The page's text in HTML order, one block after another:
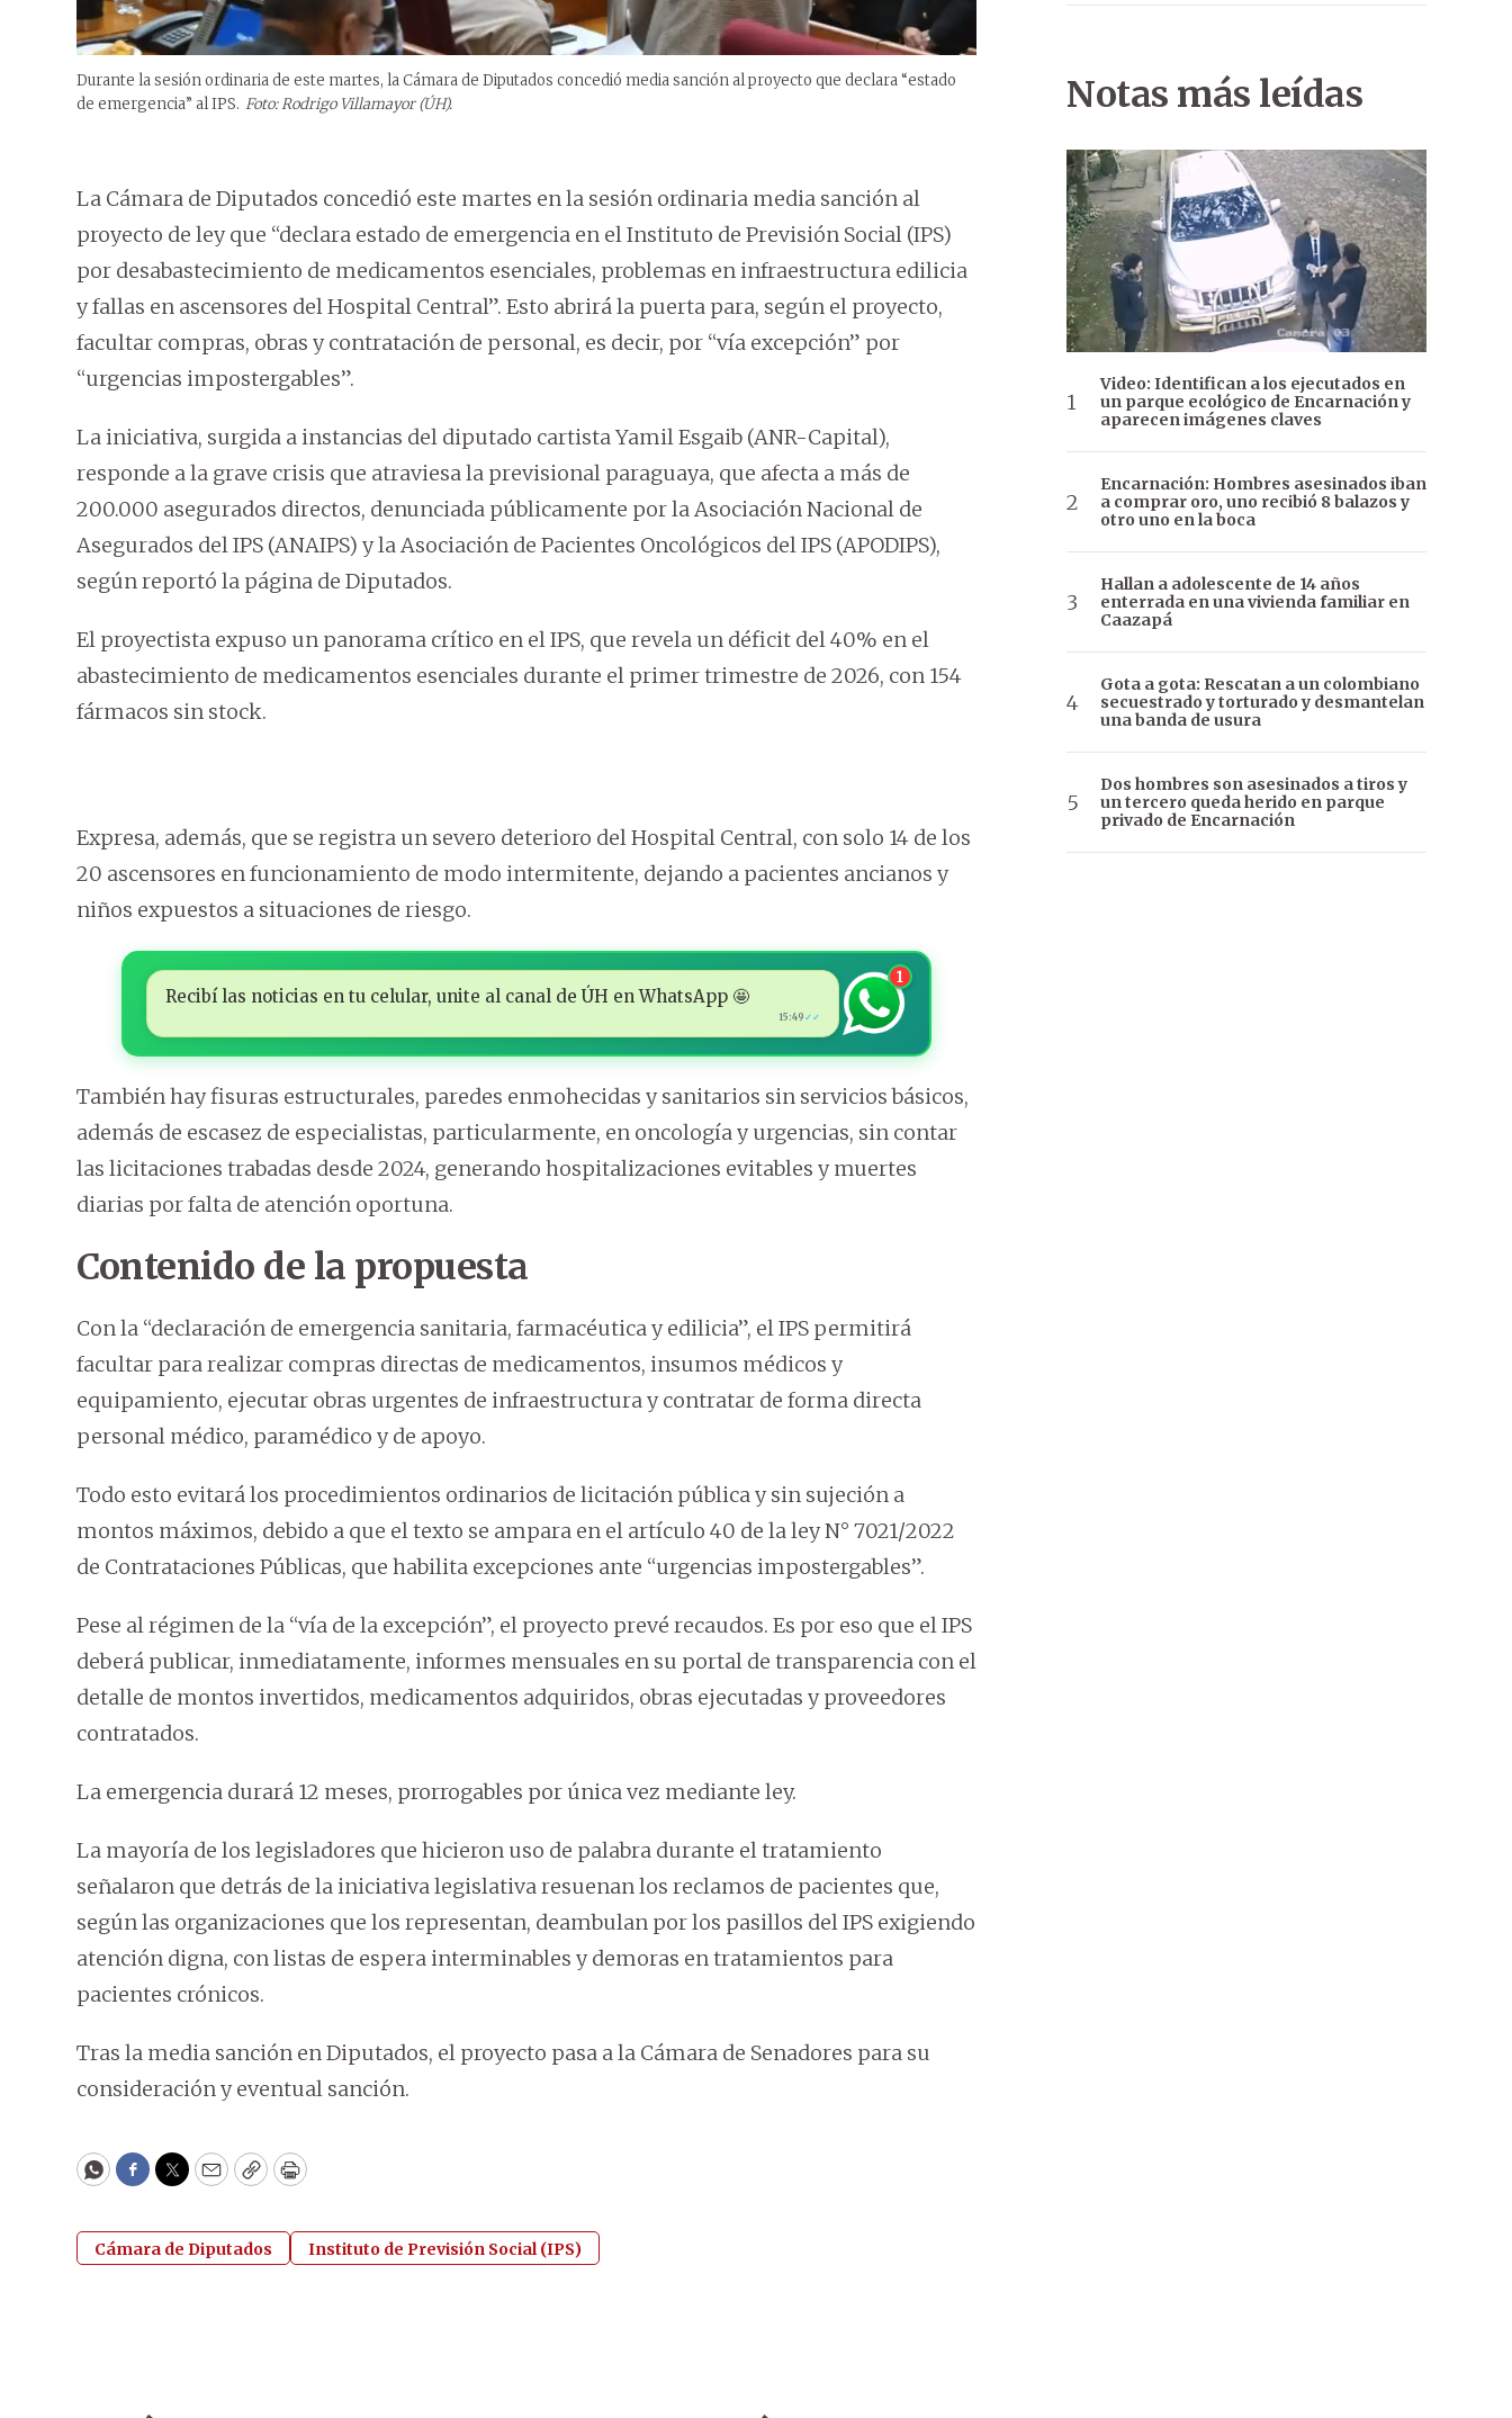
Durante la sesión ordinaria de este martes, la Cámara de Diputados concedió media sanción al proyecto que declara “estado
de emergencia” al IPS. Foto: Rodrigo Villamayor (ÚH).
La Cámara de Diputados concedió este martes en la sesión ordinaria media sanción al
proyecto de ley que “declara estado de emergencia en el Instituto de Previsión Social (IPS)
por desabastecimiento de medicamentos esenciales, problemas en infraestructura edilicia
y fallas en ascensores del Hospital Central”. Esto abrirá la puerta para, según el proyecto,
facultar compras, obras y contratación de personal, es decir, por “vía excepción” por
“urgencias impostergables”.
La iniciativa, surgida a instancias del diputado cartista Yamil Esgaib (ANR-Capital),
responde a la grave crisis que atraviesa la previsional paraguaya, que afecta a más de
200.000 asegurados directos, denunciada públicamente por la Asociación Nacional de
Asegurados del IPS (ANAIPS) y la Asociación de Pacientes Oncológicos del IPS (APODIPS),
según reportó la página de Diputados.
El proyectista expuso un panorama crítico en el IPS, que revela un déficit del 40% en el
abastecimiento de medicamentos esenciales durante el primer trimestre de 2026, con 154
fármacos sin stock.
Expresa, además, que se registra un severo deterioro del Hospital Central, con solo 14 de los
20 ascensores en funcionamiento de modo intermitente, dejando a pacientes ancianos y
niños expuestos a situaciones de riesgo.
Recibí las noticias en tu celular, unite al canal de ÚH en WhatsApp 🤩
15:49 ✓✓
1
También hay fisuras estructurales, paredes enmohecidas y sanitarios sin servicios básicos,
además de escasez de especialistas, particularmente, en oncología y urgencias, sin contar
las licitaciones trabadas desde 2024, generando hospitalizaciones evitables y muertes
diarias por falta de atención oportuna.
Contenido de la propuesta
Con la “declaración de emergencia sanitaria, farmacéutica y edilicia”, el IPS permitirá
facultar para realizar compras directas de medicamentos, insumos médicos y
equipamiento, ejecutar obras urgentes de infraestructura y contratar de forma directa
personal médico, paramédico y de apoyo.
Todo esto evitará los procedimientos ordinarios de licitación pública y sin sujeción a
montos máximos, debido a que el texto se ampara en el artículo 40 de la ley N° 7021/2022
de Contrataciones Públicas, que habilita excepciones ante “urgencias impostergables”.
Pese al régimen de la “vía de la excepción”, el proyecto prevé recaudos. Es por eso que el IPS
deberá publicar, inmediatamente, informes mensuales en su portal de transparencia con el
detalle de montos invertidos, medicamentos adquiridos, obras ejecutadas y proveedores
contratados.
La emergencia durará 12 meses, prorrogables por única vez mediante ley.
La mayoría de los legisladores que hicieron uso de palabra durante el tratamiento
señalaron que detrás de la iniciativa legislativa resuenan los reclamos de pacientes que,
según las organizaciones que los representan, deambulan por los pasillos del IPS exigiendo
atención digna, con listas de espera interminables y demoras en tratamientos para
pacientes crónicos.
Tras la media sanción en Diputados, el proyecto pasa a la Cámara de Senadores para su
consideración y eventual sanción.
WhatsApp
Facebook
Twitter
EmailCopyPrint
Cámara de Diputados Instituto de Previsión Social (IPS)
Notas más leídas
Video: Identifican a los ejecutados en
un parque ecológico de Encarnación y
aparecen imágenes claves
Encarnación: Hombres asesinados iban
a comprar oro, uno recibió 8 balazos y
otro uno en la boca
Hallan a adolescente de 14 años
enterrada en una vivienda familiar en
Caazapá
Gota a gota: Rescatan a un colombiano
secuestrado y torturado y desmantelan
una banda de usura
Dos hombres son asesinados a tiros y
un tercero queda herido en parque
privado de Encarnación